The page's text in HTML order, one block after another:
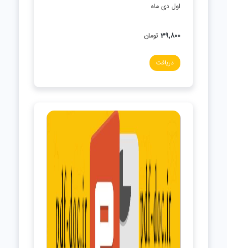
اول دی ماه
39,800 تومان
دریافت